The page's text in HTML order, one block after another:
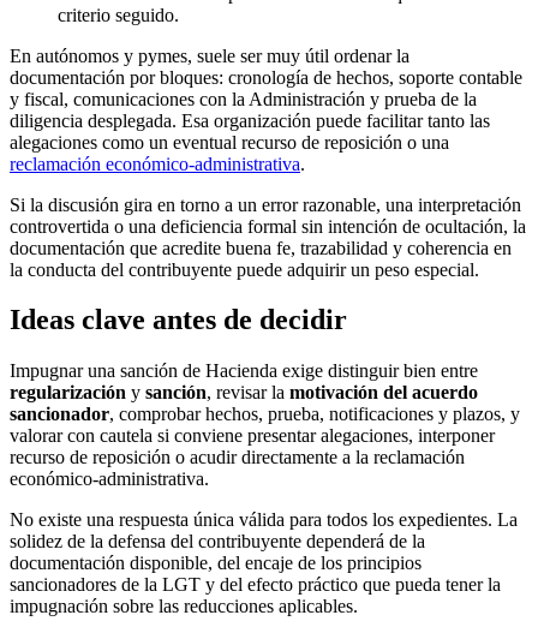
criterio seguido.
En autónomos y pymes, suele ser muy útil ordenar la
documentación por bloques: cronología de hechos, soporte contable
y fiscal, comunicaciones con la Administración y prueba de la
diligencia desplegada. Esa organización puede facilitar tanto las
alegaciones como un eventual recurso de reposición o una
reclamación económico-administrativa.
Si la discusión gira en torno a un error razonable, una interpretación
controvertida o una deficiencia formal sin intención de ocultación, la
documentación que acredite buena fe, trazabilidad y coherencia en
la conducta del contribuyente puede adquirir un peso especial.
Ideas clave antes de decidir
Impugnar una sanción de Hacienda exige distinguir bien entre
regularización y sanción, revisar la motivación del acuerdo
sancionador, comprobar hechos, prueba, notificaciones y plazos, y
valorar con cautela si conviene presentar alegaciones, interponer
recurso de reposición o acudir directamente a la reclamación
económico-administrativa.
No existe una respuesta única válida para todos los expedientes. La
solidez de la defensa del contribuyente dependerá de la
documentación disponible, del encaje de los principios
sancionadores de la LGT y del efecto práctico que pueda tener la
impugnación sobre las reducciones aplicables.